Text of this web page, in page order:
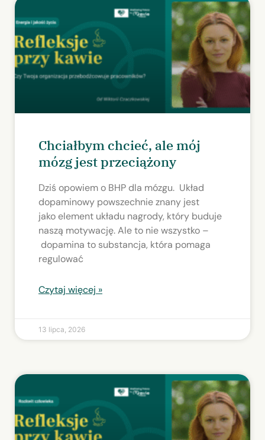
Chciałbym chcieć, ale mój
mózg jest przeciążony
Dziś opowiem o BHP dla mózgu. Układ
dopaminowy powszechnie znany jest
jako element układu nagrody, który buduje
naszą motywację. Ale to nie wszystko –
dopamina to substancja, która pomaga
regulować
Czytaj więcej »
13 lipca, 2026